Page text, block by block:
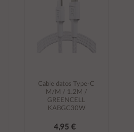
Cable datos Type-C
M/M / 1.2M /
GREENCELL
KABGC30W
4,95 €